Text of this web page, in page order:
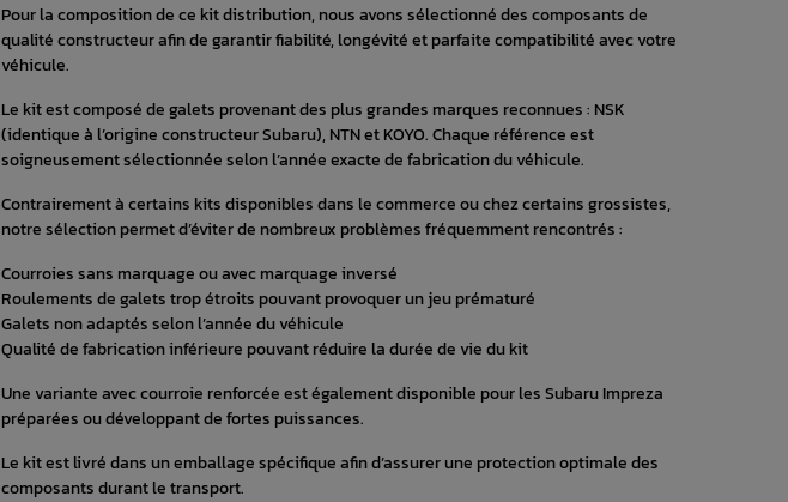
Pour la composition de ce kit distribution, nous avons sélectionné des composants de
qualité constructeur afin de garantir fiabilité, longévité et parfaite compatibilité avec votre
véhicule.
Le kit est composé de galets provenant des plus grandes marques reconnues : NSK
(identique à l’origine constructeur Subaru), NTN et KOYO. Chaque référence est
soigneusement sélectionnée selon l’année exacte de fabrication du véhicule.
Contrairement à certains kits disponibles dans le commerce ou chez certains grossistes,
notre sélection permet d’éviter de nombreux problèmes fréquemment rencontrés :
Courroies sans marquage ou avec marquage inversé
Roulements de galets trop étroits pouvant provoquer un jeu prématuré
Galets non adaptés selon l’année du véhicule
Qualité de fabrication inférieure pouvant réduire la durée de vie du kit
Une variante avec courroie renforcée est également disponible pour les Subaru Impreza
préparées ou développant de fortes puissances.
Le kit est livré dans un emballage spécifique afin d’assurer une protection optimale des
composants durant le transport.